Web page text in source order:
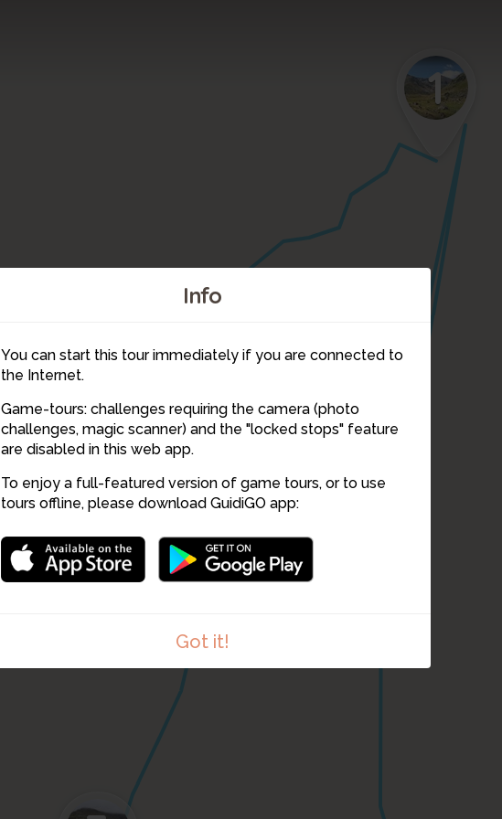
Info
You can start this tour immediately if you are connected to
the Internet.
Game-tours: challenges requiring the camera (photo
challenges, magic scanner) and the "locked stops" feature
are disabled in this web app.
To enjoy a full-featured version of game tours, or to use
tours offline, please download GuidiGO app:
Got it!
2
1